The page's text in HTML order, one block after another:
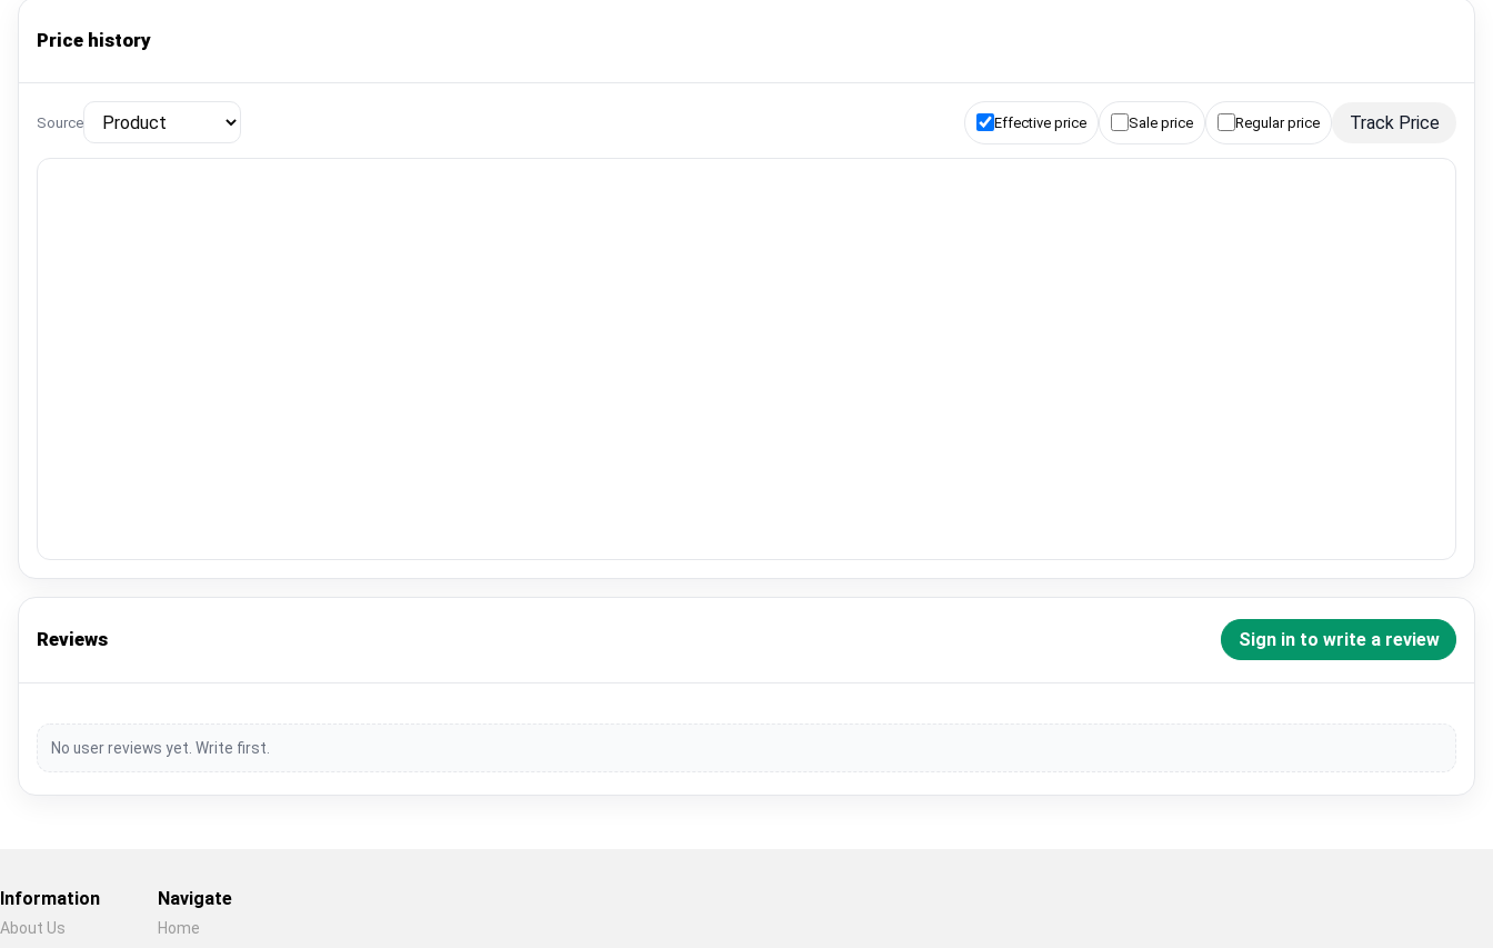
Price history
Source Effective price Sale price Regular price Track Price
Reviews Sign in to write a review
No user reviews yet. Write first.
Information
About Us
Navigate
Home